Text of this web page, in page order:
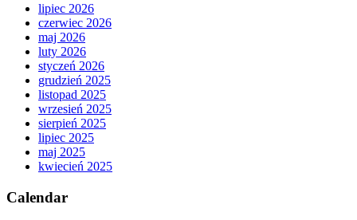
lipiec 2026
czerwiec 2026
maj 2026
luty 2026
styczeń 2026
grudzień 2025
listopad 2025
wrzesień 2025
sierpień 2025
lipiec 2025
maj 2025
kwiecień 2025
Calendar